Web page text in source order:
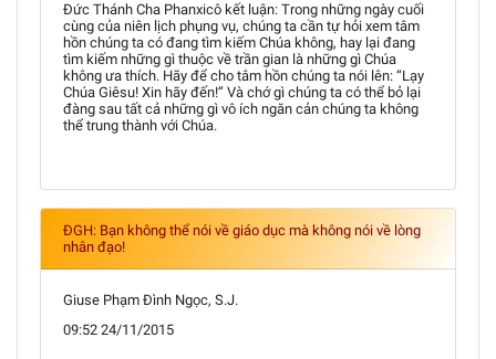
Đức Thánh Cha Phanxicô kết luận: Trong những ngày cuối
cùng của niên lịch phụng vụ, chúng ta cần tự hỏi xem tâm
hồn chúng ta có đang tìm kiếm Chúa không, hay lại đang
tìm kiếm những gì thuộc về trần gian là những gì Chúa
không ưa thích. Hãy để cho tâm hồn chúng ta nói lên: “Lạy
Chúa Giêsu! Xin hãy đến!” Và chớ gì chúng ta có thể bỏ lại
đàng sau tất cả những gì vô ích ngăn cản chúng ta không
thể trung thành với Chúa.
ĐGH: Bạn không thể nói về giáo dục mà không nói về lòng
nhân đạo!
Giuse Phạm Đình Ngọc, S.J.
09:52 24/11/2015